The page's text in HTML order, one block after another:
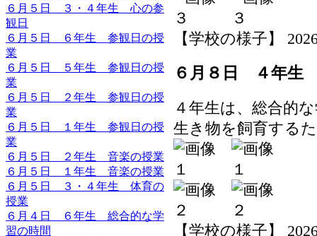
６月５日 ３・４年生 心の参
観日
６月５日 ６年生 参観日の授
業
６月５日 ５年生 参観日の授
業
６月５日 ２年生 参観日の授
業
６月５日 １年生 参観日の授
業
６月５日 ２年生 音楽の授業
６月５日 １年生 音楽の授業
６月５日 ３・４年生 体育の
授業
６月４日 ６年生 総合的な学
習の時間
【学校の様子】
６月８日 ４年生
４年生は、総合的
生き物を飼育する
【学校の様子】